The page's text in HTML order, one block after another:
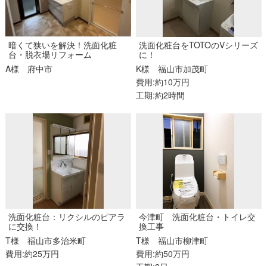
暗くて狭いを解決！洗面化粧
台・脱衣場リフォーム
A様 府中市
洗面化粧台をTOTOのVシリーズ
に！
K様福山市加茂町
費用:約10万円
工期:約2時間
洗面化粧台：リクシルのピアラ
に交換！
T様福山市多治米町
費用:約25万円
今津町 洗面化粧台・トイレ交
換工事
T様福山市柳津町
費用:約50万円